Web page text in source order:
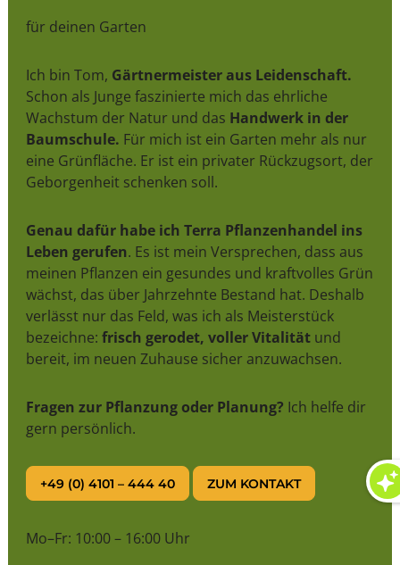
für deinen Garten
Ich bin Tom, Gärtnermeister aus Leidenschaft.
Schon als Junge faszinierte mich das ehrliche
Wachstum der Natur und das Handwerk in der
Baumschule. Für mich ist ein Garten mehr als nur
eine Grünfläche. Er ist ein privater Rückzugsort, der
Geborgenheit schenken soll.
Genau dafür habe ich Terra Pflanzenhandel ins
Leben gerufen. Es ist mein Versprechen, dass aus
meinen Pflanzen ein gesundes und kraftvolles Grün
wächst, das über Jahrzehnte Bestand hat. Deshalb
verlässt nur das Feld, was ich als Meisterstück
bezeichne: frisch gerodet, voller Vitalitätund
bereit, im neuen Zuhause sicher anzuwachsen.
Fragen zur Pflanzung oder Planung? Ich helfe dir
gern persönlich.
+49 (0) 4101 – 444 40 ZUM KONTAKT
Mo–Fr: 10:00 – 16:00 Uhr